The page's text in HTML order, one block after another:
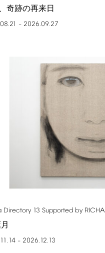
奇跡の再来日
– 2026.09.27
Directory 13 Supported by
– 2026.12.13